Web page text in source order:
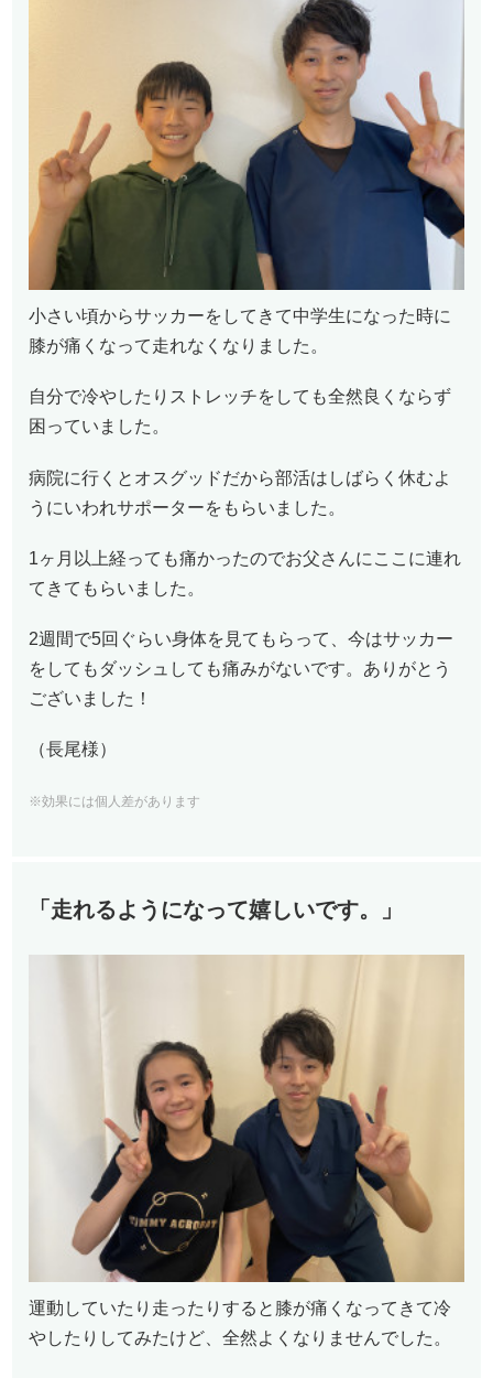
小さい頃からサッカーをしてきて中学生になった時に
膝が痛くなって走れなくなりました。
自分で冷やしたりストレッチをしても全然良くならず
困っていました。
病院に行くとオスグッドだから部活はしばらく休むよ
うにいわれサポーターをもらいました。
1ヶ月以上経っても痛かったのでお父さんにここに連れ
てきてもらいました。
2週間で5回ぐらい身体を見てもらって、今はサッカー
をしてもダッシュしても痛みがないです。ありがとう
ございました！
（長尾様）
※効果には個人差があります
「走れるようになって嬉しいです。」
運動していたり走ったりすると膝が痛くなってきて冷
やしたりしてみたけど、全然よくなりませんでした。